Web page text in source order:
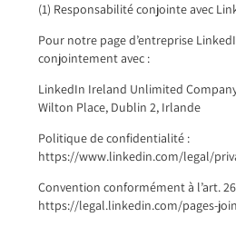
(1) Responsabilité conjointe avec
Pour notre page d’entreprise
conjointement avec :
LinkedIn Ireland Unlimited
Wilton Place, Dublin 2, Irlande
Politique de confidentialité :
https://www.linkedin.com/legal/
Convention conformément à l’art. 26
https://legal.linkedin.com/pages-